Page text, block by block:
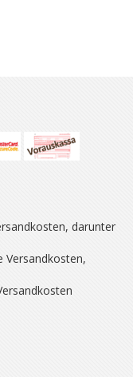
darunter
Versandkosten,